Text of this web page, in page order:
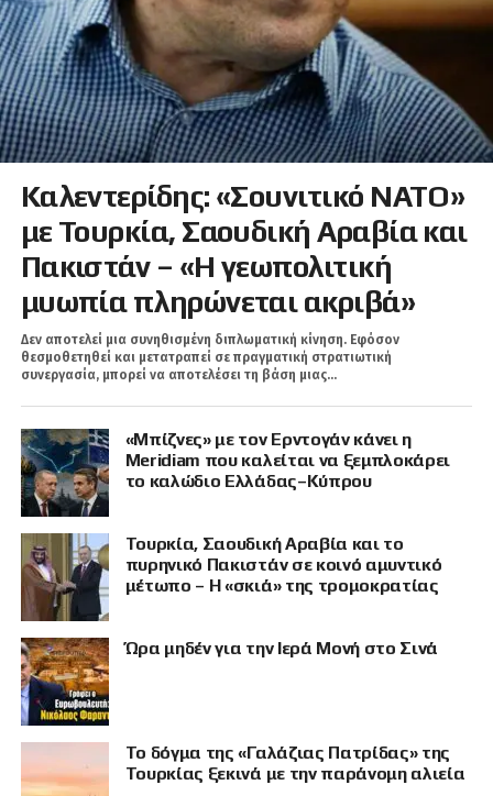
Καλεντερίδης: «Σουνιτικό ΝΑΤΟ»
με Τουρκία, Σαουδική Αραβία και
Πακιστάν – «Η γεωπολιτική
μυωπία πληρώνεται ακριβά»
Δεν αποτελεί μια συνηθισμένη διπλωματική κίνηση. Εφόσον
θεσμοθετηθεί και μετατραπεί σε πραγματική στρατιωτική
συνεργασία, μπορεί να αποτελέσει τη βάση μιας...
«Μπίζνες» με τον Ερντογάν κάνει η
Meridiam που καλείται να ξεμπλοκάρει
το καλώδιο Ελλάδας–Κύπρου
Τουρκία, Σαουδική Αραβία και το
πυρηνικό Πακιστάν σε κοινό αμυντικό
μέτωπο – Η «σκιά» της τρομοκρατίας
Ώρα μηδέν για την Ιερά Μονή στο Σινά
Το δόγμα της «Γαλάζιας Πατρίδας» της
Τουρκίας ξεκινά με την παράνομη αλιεία